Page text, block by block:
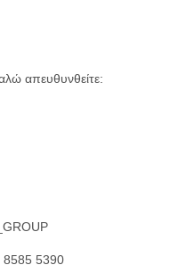
απευθυνθείτε:
8585 5390